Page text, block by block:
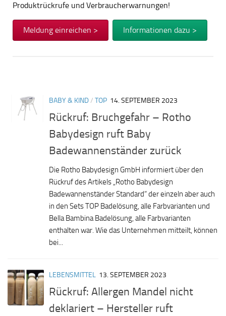
Produktrückrufe und Verbraucherwarnungen!
Meldung einreichen > Informationen dazu >
BABY & KIND/ TOP 14. SEPTEMBER 2023
Rückruf: Bruchgefahr – Rotho
Babydesign ruft Baby
Badewannenständer zurück
Die Rotho Babydesign GmbH informiert über den
Rückruf des Artikels „Rotho Babydesign
Badewannenständer Standard“ der einzeln aber auch
in den Sets TOP Badelösung, alle Farbvarianten und
Bella Bambina Badelösung, alle Farbvarianten
enthalten war. Wie das Unternehmen mitteilt, können
bei...
LEBENSMITTEL 13. SEPTEMBER 2023
Rückruf: Allergen Mandel nicht
deklariert – Hersteller ruft